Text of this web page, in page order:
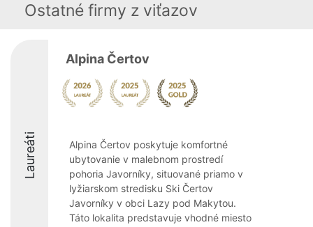
Ostatné firmy z viťazov
Laureáti
Alpina Čertov
Alpina Čertov poskytuje komfortné
ubytovanie v malebnom prostredí
pohoria Javorníky, situované priamo v
lyžiarskom stredisku Ski Čertov
Javorníky v obci Lazy pod Makytou.
Táto lokalita predstavuje vhodné miesto